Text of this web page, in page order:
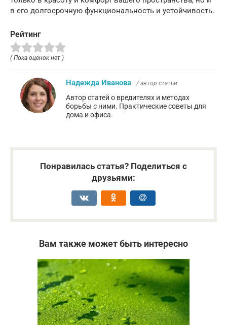
в его долгосрочную функциональность и устойчивость.
Рейтинг
( Пока оценок нет )
Надежда Иванова / автор статьи
Автор статей о вредителях и методах
борьбы с ними. Практические советы для
дома и офиса.
Понравилась статья? Поделиться с
друзьями:
Вам также может быть интересно